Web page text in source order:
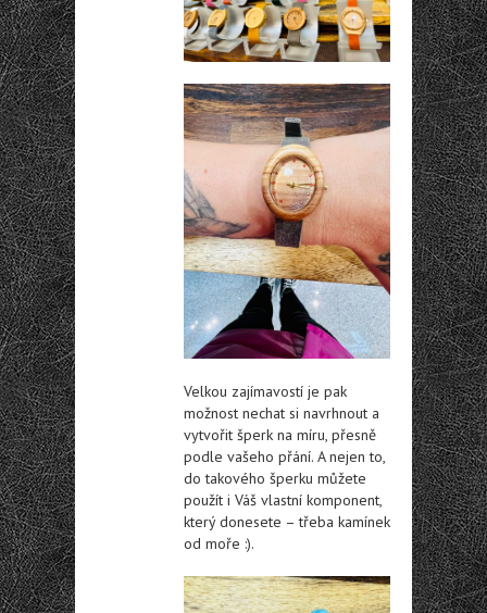
Velkou zajímavostí je pak
možnost nechat si navrhnout a
vytvořit šperk na míru, přesně
podle vašeho přání. A nejen to,
do takového šperku můžete
použít i Váš vlastní komponent,
který donesete – třeba kamínek
od moře :).